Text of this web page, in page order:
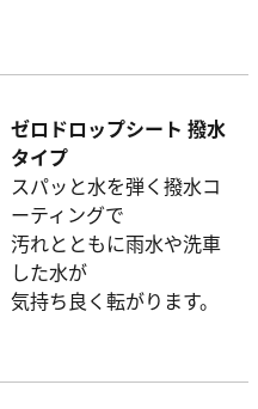
ゼロドロップシート 撥水
タイプ
スパッと水を弾く撥水コ
ーティングで
汚れとともに雨水や洗車
した水が
気持ち良く転がります。